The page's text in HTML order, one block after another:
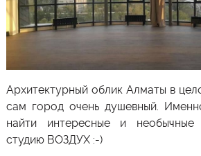
Архитектурный облик Алматы в
сам город очень душевный.
найти интересные и необычные
студию ВОЗДУХ :-)